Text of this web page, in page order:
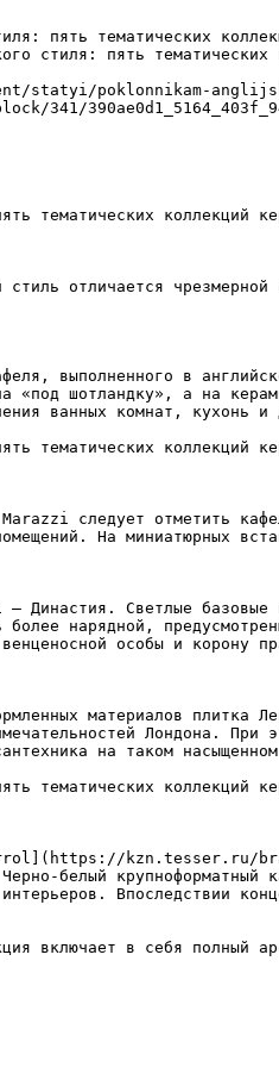
пять тематических
стиля: пять тематических
statyi/poklonnikam-
тематических коллекций
отличается
выполненного в
«под шотландку», а на
ванных комнат, кухонь
тематических
следует отметить
На миниатюрных
Династия. Светлые базовые
нарядной,
особы и корону
материалов
Лондона.
на таком
тематических
kzn.tesser.ru/
белый
Впоследствии
включает в себя полный